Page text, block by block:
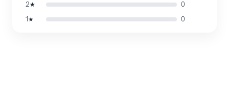
2★
0
1★
0